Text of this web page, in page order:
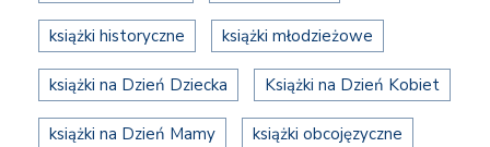
książki historyczne książki młodzieżowe
książki na Dzień Dziecka Książki na Dzień Kobiet
książki na Dzień Mamy książki obcojęzyczne